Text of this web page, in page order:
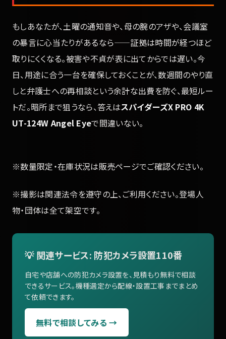
もしあなたが、土曜の通知音や、母の腕のアザや、会議室
の暴言に心当たりがあるなら——証拠は時間が経つほど
取りにくくなる。被害や不貞が表に出てからでは遅い。今
日、用途に合う一台を確保しておくことが、数週間のやり直
しと弁護士への再相談という余計な出費を防ぐ、最短ルー
トだ。暗所まで狙うなら、答えはスパイダーズX PRO 4K
UT-124W Angel Eyeで間違いない。
※数量限定・在庫状況は販売ページでご確認ください。
※撮影は関連法令を遵守の上、ご利用ください。登場人
物・団体は全て架空です。
💡 関連サービス: 防犯カメラ設置110番
自宅や店舗への防犯カメラ設置を、見積もり無料で相談
できるサービス。機種選定から配線・設置工事までまとめ
て依頼できます。
無料で相談してみる →